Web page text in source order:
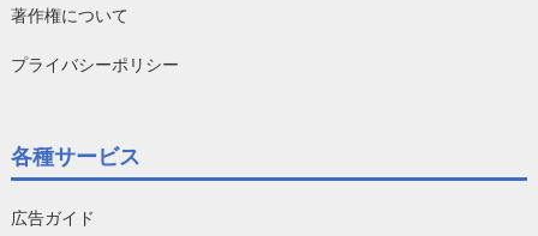
著作権について
プライバシーポリシー
各種サービス
広告ガイド